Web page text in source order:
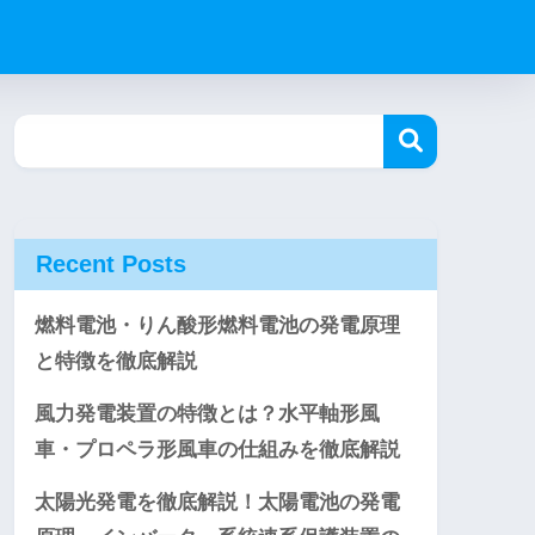
Recent Posts
燃料電池・りん酸形燃料電池の発電原理
と特徴を徹底解説
風力発電装置の特徴とは？水平軸形風
車・プロペラ形風車の仕組みを徹底解説
太陽光発電を徹底解説！太陽電池の発電